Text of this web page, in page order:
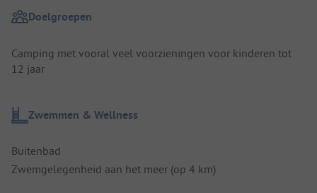
Doelgroepen
Camping met vooral veel voorzieningen voor kinderen tot
12 jaar
Zwemmen & Wellness
Buitenbad
Zwemgelegenheid aan het meer (op 4 km)